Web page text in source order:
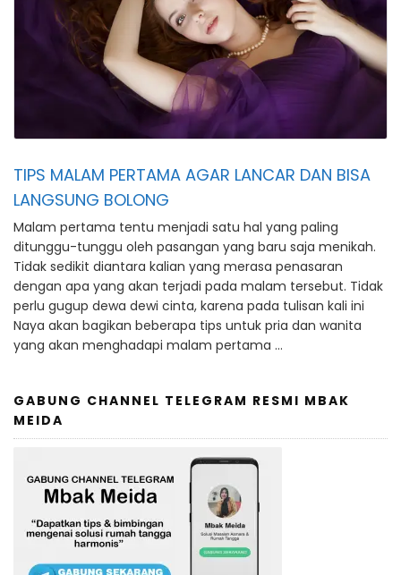
TIPS MALAM PERTAMA AGAR LANCAR DAN BISA
LANGSUNG BOLONG
Malam pertama tentu menjadi satu hal yang paling
ditunggu-tunggu oleh pasangan yang baru saja menikah.
Tidak sedikit diantara kalian yang merasa penasaran
dengan apa yang akan terjadi pada malam tersebut. Tidak
perlu gugup dewa dewi cinta, karena pada tulisan kali ini
Naya akan bagikan beberapa tips untuk pria dan wanita
yang akan menghadapi malam pertama …
GABUNG CHANNEL TELEGRAM RESMI MBAK
MEIDA